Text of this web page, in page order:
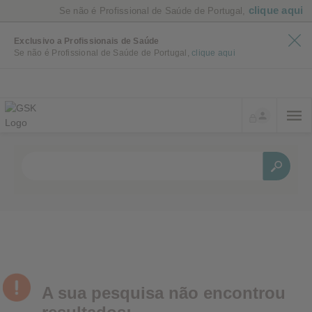
Se não é Profissional de Saúde de Portugal, clique aqui
Exclusivo a Profissionais de Saúde
Se não é Profissional de Saúde de Portugal, clique aqui
A sua pesquisa não encontrou